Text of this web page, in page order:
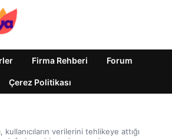
Firma Rehberi Forum
Çerez Politikası
kullanıcıların verilerini tehlikeye attığı